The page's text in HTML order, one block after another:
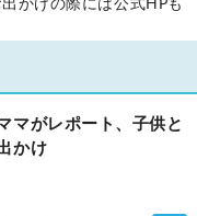
かけの際には公式HPも
マがレポート、子供と
かけ